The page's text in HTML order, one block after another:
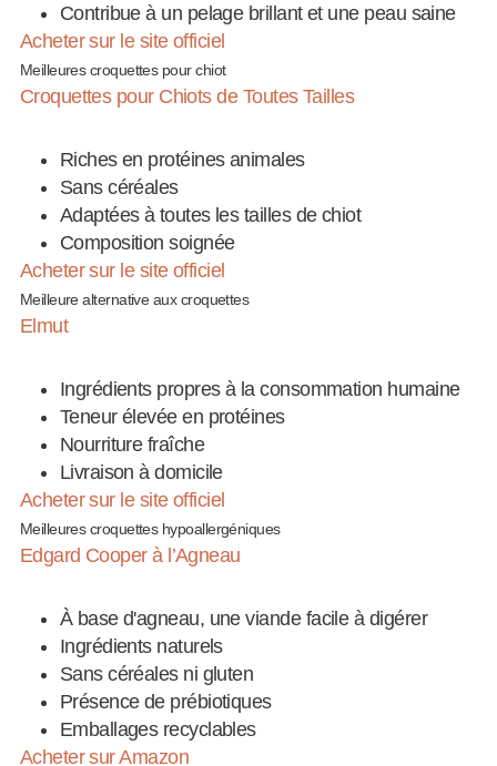
Contribue à un pelage brillant et une peau saine
Acheter sur le site officiel
Meilleures croquettes pour chiot
Croquettes pour Chiots de Toutes Tailles
Riches en protéines animales
Sans céréales
Adaptées à toutes les tailles de chiot
Composition soignée
Acheter sur le site officiel
Meilleure alternative aux croquettes
Elmut
Ingrédients propres à la consommation humaine
Teneur élevée en protéines
Nourriture fraîche
Livraison à domicile
Acheter sur le site officiel
Meilleures croquettes hypoallergéniques
Edgard Cooper à l’Agneau
À base d'agneau, une viande facile à digérer
Ingrédients naturels
Sans céréales ni gluten
Présence de prébiotiques
Emballages recyclables
Acheter sur Amazon